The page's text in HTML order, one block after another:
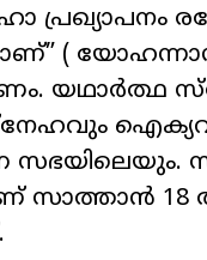
പ്രഖ്യാപനം
(
യഥാർത്ഥ
സാത്താൻ